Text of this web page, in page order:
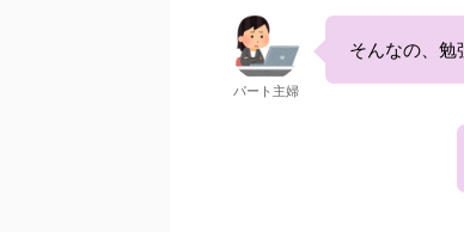
パート主婦
そんなの、勉